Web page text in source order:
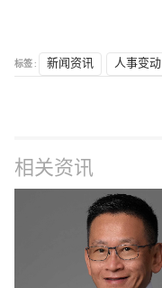
标签 : 新闻资讯 人事变动
相关资讯